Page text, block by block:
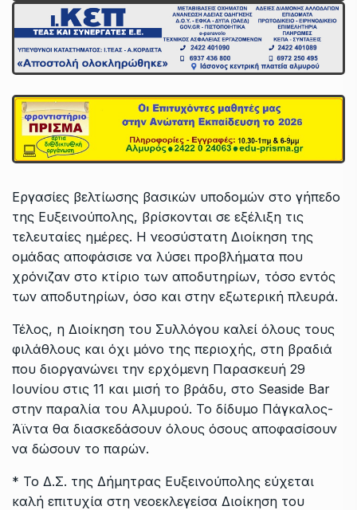
Εργασίες βελτίωσης βασικών υποδομών στο γήπεδο
της Ευξεινούπολης, βρίσκονται σε εξέλιξη τις
τελευταίες ημέρες. Η νεοσύστατη Διοίκηση της
ομάδας αποφάσισε να λύσει προβλήματα που
χρόνιζαν στο κτίριο των αποδυτηρίων, τόσο εντός
των αποδυτηρίων, όσο και στην εξωτερική πλευρά.
Τέλος, η Διοίκηση του Συλλόγου καλεί όλους τους
φιλάθλους και όχι μόνο της περιοχής, στη βραδιά
που διοργανώνει την ερχόμενη Παρασκευή 29
Ιουνίου στις 11 και μισή το βράδυ, στο Seaside Bar
στην παραλία του Αλμυρού. Το δίδυμο Πάγκαλος-
Άϊντα θα διασκεδάσουν όλους όσους αποφασίσουν
να δώσουν το παρών.
* Το Δ.Σ. της Δήμητρας Ευξεινούπολης εύχεται
καλή επιτυχία στη νεοεκλεγείσα Διοίκηση του